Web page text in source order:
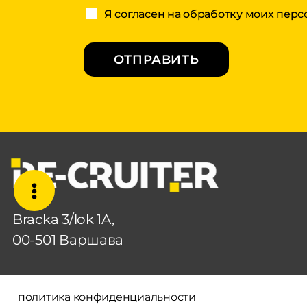
Я согласен на обработку моих
ОТПРАВИТЬ
Bracka 3/lok 1A,
00-501 Варшава
политика конфиденциальности